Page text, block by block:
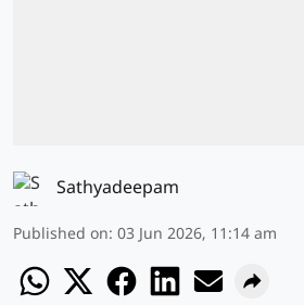
Sathyadeepam
Published on: 03 Jun 2026, 11:14 am